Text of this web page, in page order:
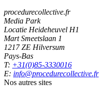
procedurecollective.fr
Media Park
Locatie Heideheuvel H1
Mart Smeetslaan 1
1217 ZE Hilversum
Pays-Bas
T: +31(0)85-3330016
E: info@procedurecollective.fr
Nos autres sites